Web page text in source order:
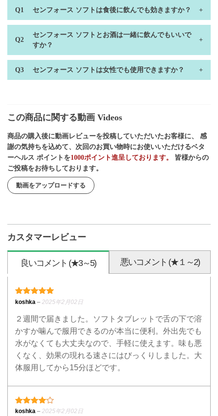
センフォース ソフトは食後に飲んでも効きますか？
センフォース ソフトとお酒は一緒に飲んでもいいで
すか？
センフォース ソフトは女性でも使用できますか？
この商品に関する動画 Videos
商品の購入後に動画レビューを投稿していただいたお客様に、 感
謝の気持ちを込めて、次回のお買い物時にお使いいただけるベタ
ーヘルス ポイントを1000ポイント進呈しております。
皆様からの
ご投稿をお待ちしております。
動画をアップロードする
カスタマーレビュー
良いコメント (★3～5) 悪いコメント (★１～2)
5段階中 5の評価
koshka – 2025年2月02日
２週間で届きました。ソフトタブレットで舌の下で溶
かすか噛んで服用できるのが本当に便利。外出先でも
水がなくても大丈夫なので、手軽に使えます。味も悪
くなく、効果の現れる速さにはびっくりしました。大
体服用してから15分ほどです。
4段階中 4の評価
koshka – 2025年2月02日